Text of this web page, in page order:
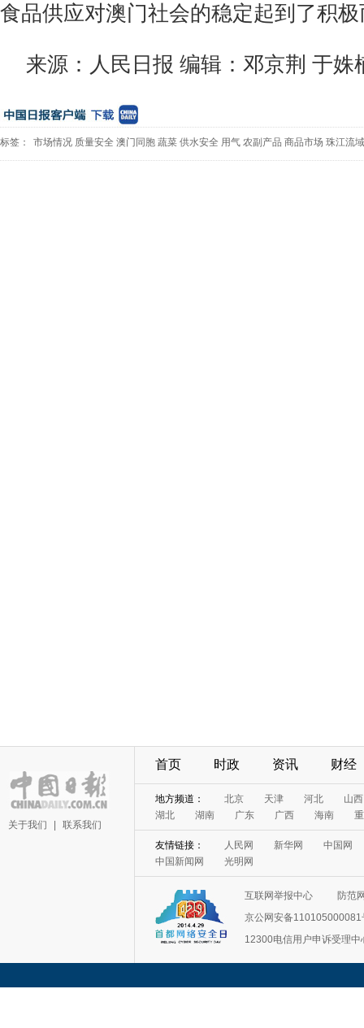
食品供应对澳门社会的稳定起到了积
来源：人民日报 编辑：邓京荆 于姝
标签： 市场情况 质量安全 澳门同胞 蔬菜 供水安全 用气 农副产品 商品市场 珠江流域
关于我们 联系我们
首页 时政 资讯 财经
地方频道： 北京 天津 河北
山西
湖北
湖南 广东 广西 海南
友情链接： 人民网 新华网
中国网
中国新闻网
光明网
互联网举报中心
防范
京公网安备110105000081
12300电信用户申诉受理中